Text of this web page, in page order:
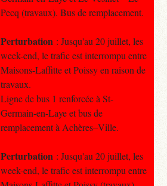
Pecq (travaux). Bus de remplacement.
Perturbation : Jusqu'au 20 juillet, les
week-end, le trafic est interrompu entre
Maisons-Laffitte et Poissy en raison de
travaux.
Ligne de bus 1 renforcée à St-
Germain-en-Laye et bus de
remplacement à Achères–Ville.
Perturbation : Jusqu'au 20 juillet, les
week-end, le trafic est interrompu entre